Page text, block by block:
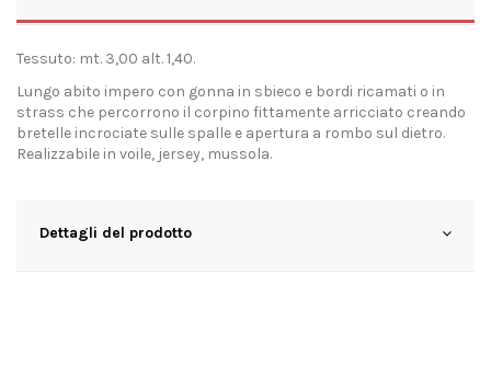
Tessuto: mt. 3,00 alt. 1,40.
Lungo abito impero con gonna in sbieco e bordi ricamati o in
strass che percorrono il corpino fittamente arricciato creando
bretelle incrociate sulle spalle e apertura a rombo sul dietro.
Realizzabile in voile, jersey, mussola.
Dettagli del prodotto